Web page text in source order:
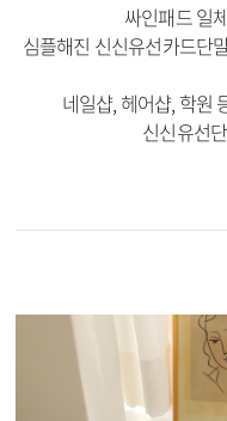
싸인패드 일
심플해진 신신유선카드단
네일샵, 헤어샵, 학원
신신유선